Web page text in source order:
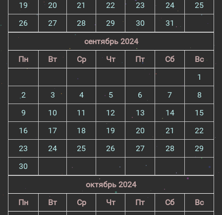
19
20 21 22 23 24
25
26
27 28 29 30
31
сентябрь 2024
Пн
Вт Ср Чт Пт Сб
Вс
1
2
3 4 5 6 7
8
9
10 11 12 13 14
15
16
17 18 19 20 21
22
23
24 25 26 27 28
29
30
октябрь 2024
Пн
Вт Ср Чт Пт Сб
Вс